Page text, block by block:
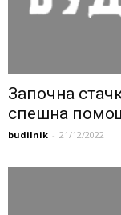
Започна
спешна
budilnik - 21/12/2022